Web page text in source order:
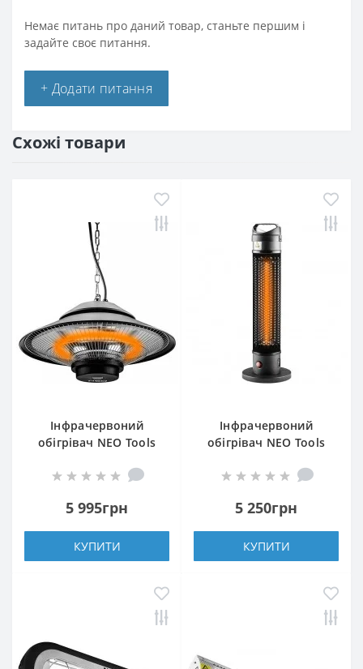
Немає питань про даний товар, станьте першим і
задайте своє питання.
+ Додати питання
Схожі товари
Інфрачервоний
обігрівач NEO Tools
5 995грн
КУПИТИ
Інфрачервоний
обігрівач NEO Tools
5 250грн
КУПИТИ